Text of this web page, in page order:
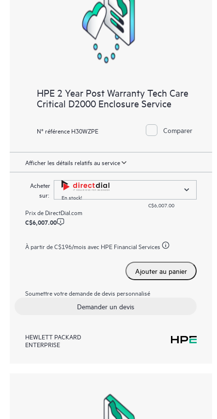
HPE 2 Year Post Warranty Tech Care
Critical D2000 Enclosure Service
N° référence H30WZPE Comparer
Afficher les détails relatifs au service
Acheter
sur:
En stock!
C$6,007.00
Prix de DirectDial.com
C$6,007.00
À partir deC$196/mois avec HPE Financial Services
Ajouter au panier
Soumettre votre demande de devis personnalisé
Demander un devis
HEWLETT PACKARD
ENTERPRISE